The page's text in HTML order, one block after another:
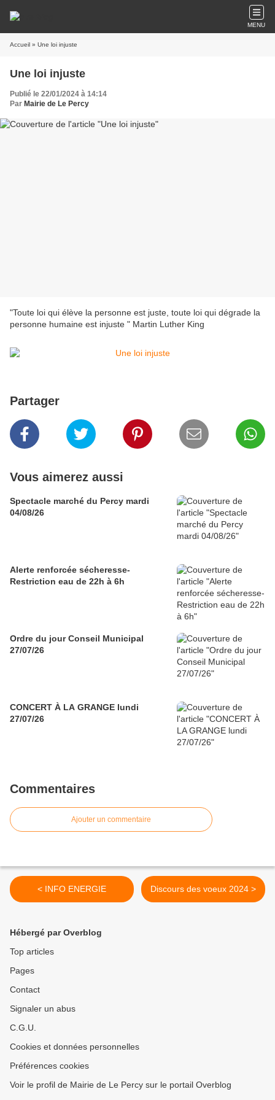
MENU
Accueil » Une loi injuste
Une loi injuste
Publié le 22/01/2024 à 14:14
Par Mairie de Le Percy
"Toute loi qui élève la personne est juste, toute loi qui dégrade la
personne humaine est injuste " Martin Luther King
Partager
Vous aimerez aussi
Spectacle marché du Percy mardi
04/08/26
Alerte renforcée sécheresse-
Restriction eau de 22h à 6h
Ordre du jour Conseil Municipal
27/07/26
CONCERT À LA GRANGE lundi
27/07/26
Commentaires
Ajouter un commentaire
< INFO ENERGIE Discours des voeux 2024 >
Hébergé par Overblog
Top articles
Pages
Contact
Signaler un abus
C.G.U.
Cookies et données personnelles
Préférences cookies
Voir le profil de Mairie de Le Percy sur le portail Overblog